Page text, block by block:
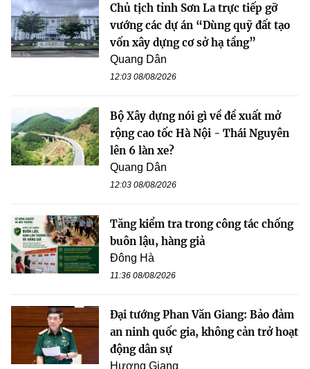
Chủ tịch tỉnh Sơn La trực tiếp gỡ
vướng các dự án “Dùng quỹ đất tạo
vốn xây dựng cơ sở hạ tầng”
Quang Dân
12:03 08/08/2026
Bộ Xây dựng nói gì về đề xuất mở
rộng cao tốc Hà Nội - Thái Nguyên
lên 6 làn xe?
Quang Dân
12:03 08/08/2026
Tăng kiểm tra trong công tác chống
buôn lậu, hàng giả
Đông Hà
11:36 08/08/2026
Đại tướng Phan Văn Giang: Bảo đảm
an ninh quốc gia, không cản trở hoạt
động dân sự
Hương Giang